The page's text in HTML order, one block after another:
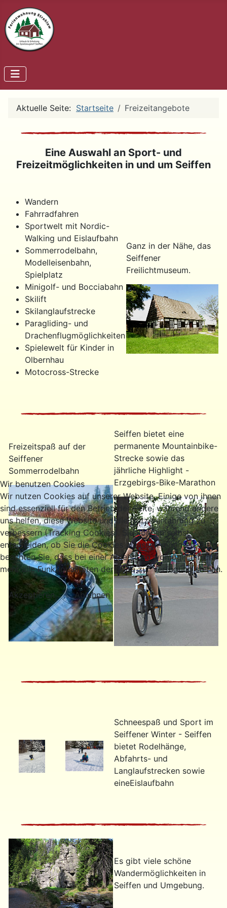
Aktuelle Seite: Startseite Freizeitangebote
Eine Auswahl an Sport- und
Freizeitmöglichkeiten in und um Seiffen
Wandern
Fahrradfahren
Sportwelt mit Nordic-
Walking und Eislaufbahn
Sommerrodelbahn,
Modelleisenbahn,
Spielplatz
Minigolf- und Bocciabahn
Skilift
Skilanglaufstrecke
Paragliding- und
Drachenflugmöglichkeiten
Spielewelt für Kinder in
Olbernhau
Motocross-Strecke
Ganz in der Nähe, das
Seiffener
Freilichtmuseum.
Freizeitspaß auf der
Seiffener
Sommerrodelbahn
Seiffen bietet eine
permanente Mountainbike-
Strecke sowie das
jährliche Highlight -
Erzgebirgs-Bike-Marathon
Schneespaß und Sport im
Seiffener Winter - Seiffen
bietet Rodelhänge,
Abfahrts- und
Langlaufstrecken sowie
eineEislaufbahn
Es gibt viele schöne
Wandermöglichkeiten in
Seiffen und Umgebung.
Wir benutzen Cookies
Wir nutzen Cookies auf unserer Website. Einige von ihnen
sind essenziell für den Betrieb der Seite, während andere
uns helfen, diese Website und die Nutzererfahrung zu
verbessern (Tracking Cookies). Sie können selbst
entscheiden, ob Sie die Cookies zulassen möchten. Bitte
beachten Sie, dass bei einer Ablehnung womöglich nicht
mehr alle Funktionalitäten der Seite zur Verfügung stehen.
Akzeptieren Ablehnen